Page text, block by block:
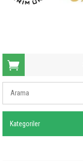
Kategoriler